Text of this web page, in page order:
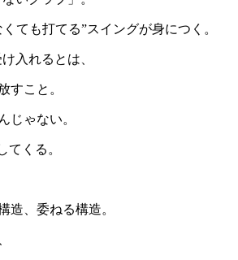
ても打てる”スイングが身につく。
入れるとは、
すこと。
じゃない。
てくる。
造、委ねる構造。